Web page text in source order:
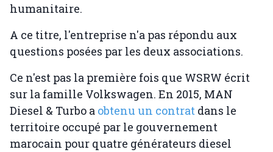
humanitaire.
A ce titre, l'entreprise n'a pas répondu aux
questions posées par les deux associations.
Ce n'est pas la première fois que WSRW écrit
sur la famille Volkswagen. En 2015, MAN
Diesel & Turbo a obtenu un contrat dans le
territoire occupé par le gouvernement
marocain pour quatre générateurs diesel